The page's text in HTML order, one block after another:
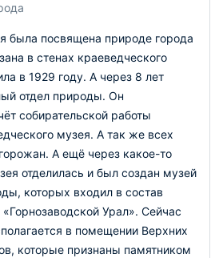
была посвящена природе города
в стенах краеведческого
в 1929 году. А через 8 лет
отдел природы. Он
собирательской работы
музея. А так же всех
А ещё через какое-то
отделилась и был создан музей
которых входил в состав
Урал». Сейчас
в помещении Верхних
которые признаны памятником